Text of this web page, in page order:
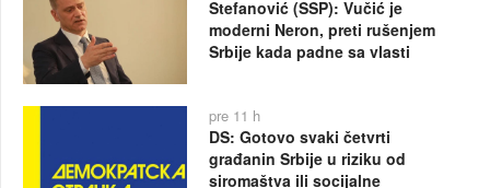
Stefanović (SSP): Vučić je
moderni Neron, preti rušenjem
Srbije kada padne sa vlasti
pre 11 h
DS: Gotovo svaki četvrti
građanin Srbije u riziku od
siromaštva ili socijalne